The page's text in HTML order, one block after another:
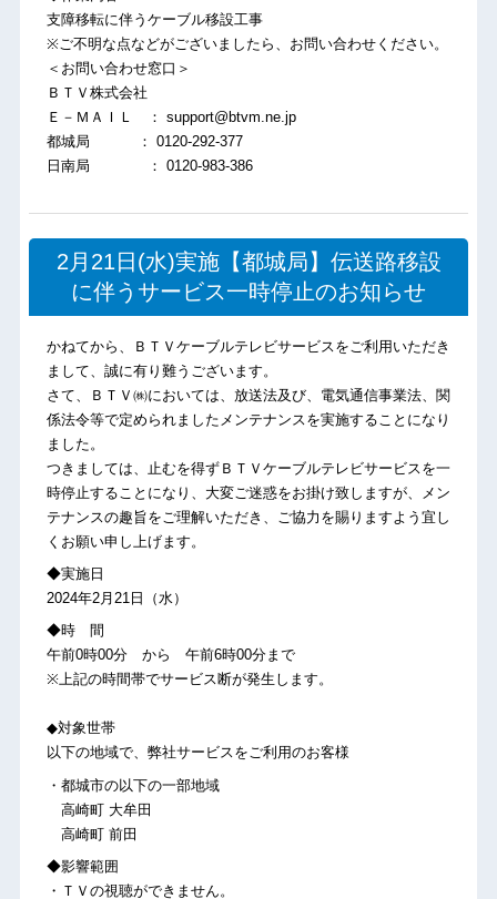
支障移転に伴うケーブル移設工事
※ご不明な点などがございましたら、お問い合わせください。
＜お問い合わせ窓口＞
ＢＴＶ株式会社
Ｅ－ＭＡＩＬ ： support@btvm.ne.jp
都城局 ： 0120-292-377
日南局 ： 0120-983-386
2月21日(水)実施【都城局】伝送路移設
に伴うサービス一時停止のお知らせ
かねてから、ＢＴＶケーブルテレビサービスをご利用いただき
まして、誠に有り難うございます。
さて、ＢＴＶ㈱においては、放送法及び、電気通信事業法、関
係法令等で定められましたメンテナンスを実施することになり
ました。
つきましては、止むを得ずＢＴＶケーブルテレビサービスを一
時停止することになり、大変ご迷惑をお掛け致しますが、メン
テナンスの趣旨をご理解いただき、ご協力を賜りますよう宜し
くお願い申し上げます。
◆実施日
2024年2月21日（水）
◆時 間
午前0時00分 から 午前6時00分まで
※上記の時間帯でサービス断が発生します。
◆対象世帯
以下の地域で、弊社サービスをご利用のお客様
・都城市の以下の一部地域
高崎町 大牟田
高崎町 前田
◆影響範囲
・ＴＶの視聴ができません。